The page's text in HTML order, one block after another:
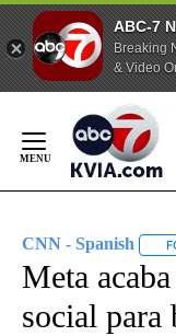
ABC-7
Breaking
& Video
Content
CNN - Spanish
Meta
social para